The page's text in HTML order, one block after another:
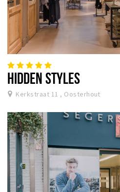
HIDDEN STYLES
Kerkstraat 11 , Oosterhout